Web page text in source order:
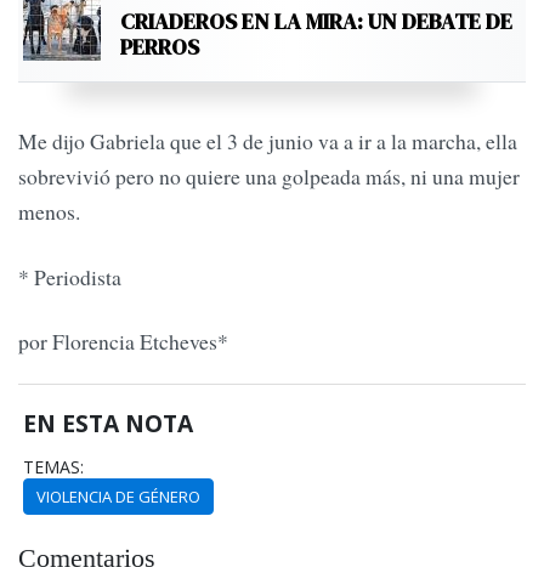
CRIADEROS EN LA MIRA: UN DEBATE DE
PERROS
Me dijo Gabriela que el 3 de junio va a ir a la marcha, ella
sobrevivió pero no quiere una golpeada más, ni una mujer
menos.
* Periodista
por Florencia Etcheves*
EN ESTA NOTA
TEMAS:
VIOLENCIA DE GÉNERO
Comentarios